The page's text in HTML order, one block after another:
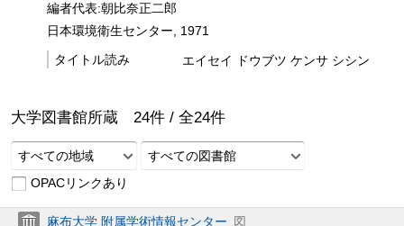
編者代表:朝比奈正二郎
日本環境衛生センター, 1971
タイトル読み
エイセイ ドウブツ ケンサ シシン
大学図書館所蔵 24件 / 全24件
すべての地域
すべての図書館
OPACリンクあり
麻布大学 附属学術情報センター
図